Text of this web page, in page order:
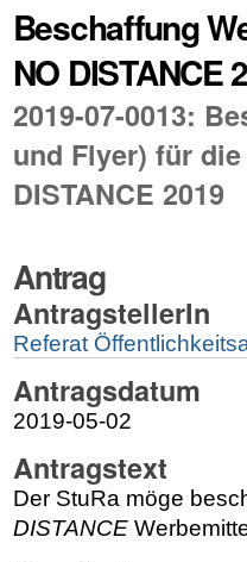
Beschaffung
NO DISTANCE
2019-07-0013:
und Flyer) für
DISTANCE 2019
Antrag
AntragstellerIn
Referat
Antragsdatum
2019-05-02
Antragstext
Der StuRa möge
DISTANCE